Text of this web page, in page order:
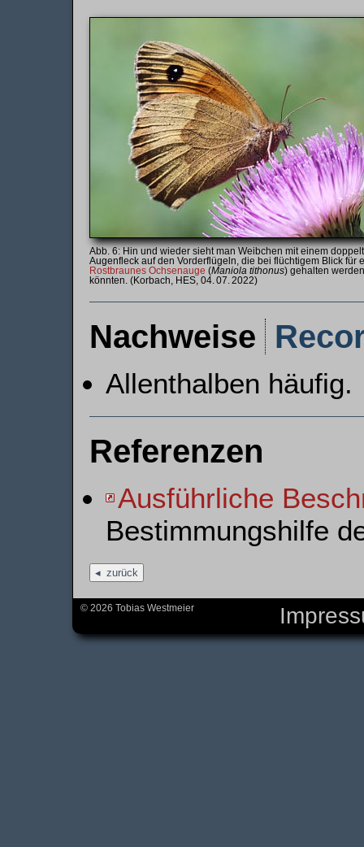
Hin und wieder sieht man Weibchen mit einem
Augenfleck auf den Vorderflügeln, die bei flüchtigem Blick für
Rostbraunes Ochsenauge (Maniola tithonus) gehalten werden
könnten. (Korbach, HES, 04. 07. 2022)
Nachweise
Allenthalben häufig.
Referenzen
Ausführliche
Bestimmungshilfe
zurück
© 2026 Tobias Westmeier